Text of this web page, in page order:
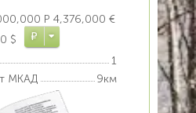
Р 4,376,000 €
$
Р
1
МКАД
9км